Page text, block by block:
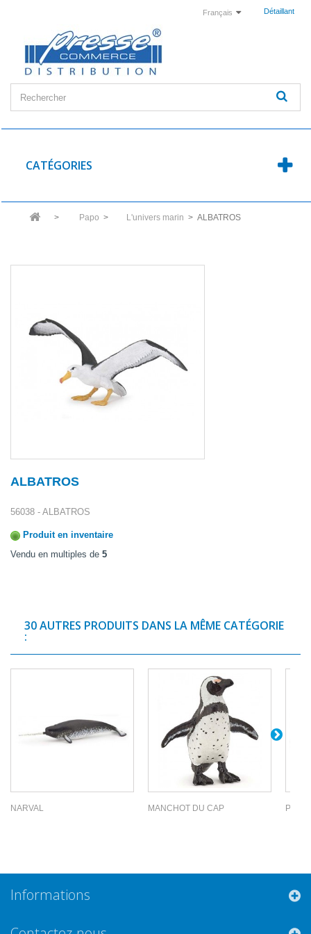
Détaillant
Français
CATÉGORIES
> Papo > L'univers marin > ALBATROS
ALBATROS
56038 - ALBATROS
Produit en inventaire
Vendu en multiples de 5
30 AUTRES PRODUITS DANS LA MÊME CATÉGORIE
:
NARVAL MANCHOT DU CAP
Informations